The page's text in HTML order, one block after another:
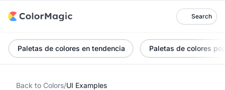
Search
Paletas de colores en tendencia Paletas de colores
Back to Colors/UI Examples